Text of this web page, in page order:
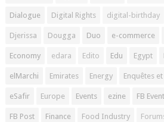
Dialogue Digital Rights digital-birthday
Djerissa Dougga Duo e-commerce
Economy edara Edito Edu Egypt
elMarchi Emirates Energy Enquêtes
eSafir Europe Events ezine FB Event
FB Post Finance Food Industry